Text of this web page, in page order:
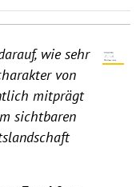
wie sehr
von
mitprägt
sichtbaren